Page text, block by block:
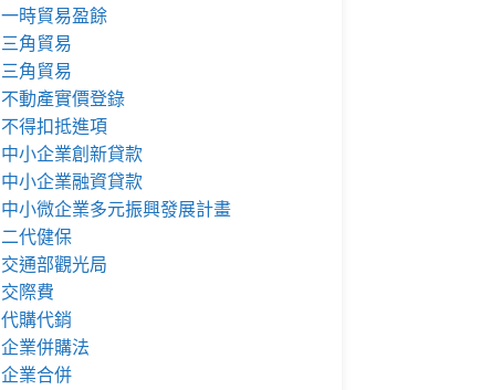
一時貿易盈餘
三角貿易
三角貿易
不動產實價登錄
不得扣抵進項
中小企業創新貸款
中小企業融資貸款
中小微企業多元振興發展計畫
二代健保
交通部觀光局
交際費
代購代銷
企業併購法
企業合併